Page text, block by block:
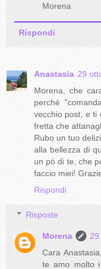
Morena
Rispondi
Anastasia 29
Morena, che
perchè
vecchio post, e ti
fretta che
Rubo un tuo
alla bellezza di
un pò di te, che
faccio miei!
Rispondi
Risposte
Morena
Cara
te amo molto